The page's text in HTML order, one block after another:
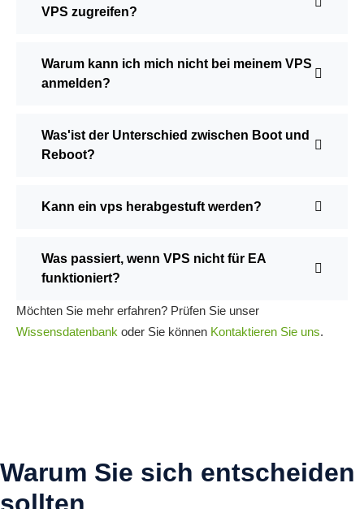
VPS zugreifen?
Warum kann ich mich nicht bei meinem VPS
anmelden?
Was'ist der Unterschied zwischen Boot und
Reboot?
Kann ein vps herabgestuft werden?
Was passiert, wenn VPS nicht für EA
funktioniert?
Möchten Sie mehr erfahren? Prüfen Sie unser
Wissensdatenbank oder Sie können Kontaktieren Sie uns.
Warum Sie sich entscheiden